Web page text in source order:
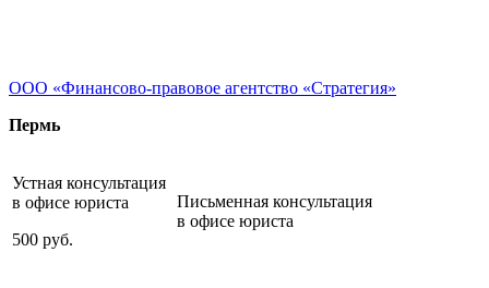
ООО «Финансово-правовое агентство «Стратегия»
Пермь
Устная консультация
в офисе юриста
500 руб.
Письменная консультация
в офисе юриста